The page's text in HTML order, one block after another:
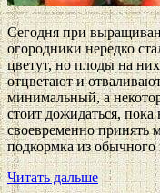
Сегодня при
огородники нередко
цветут, но плоды на
отцветают и
минимальный, а
стоит дожидаться,
своевременно принять
подкормка из обычного
Читать дальше